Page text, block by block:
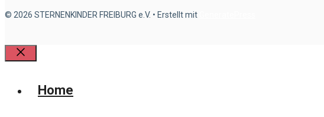
© 2026 STERNENKINDER FREIBURG e.V. • Erstellt mit
Schließen
Home